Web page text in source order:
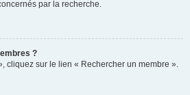
par la recherche.
?
cliquez sur le lien « Rechercher un membre ».